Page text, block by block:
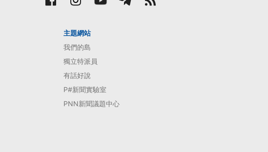
主題網站
我們的島
獨立特派員
有話好說
P#新聞實驗室
PNN新聞議題中心